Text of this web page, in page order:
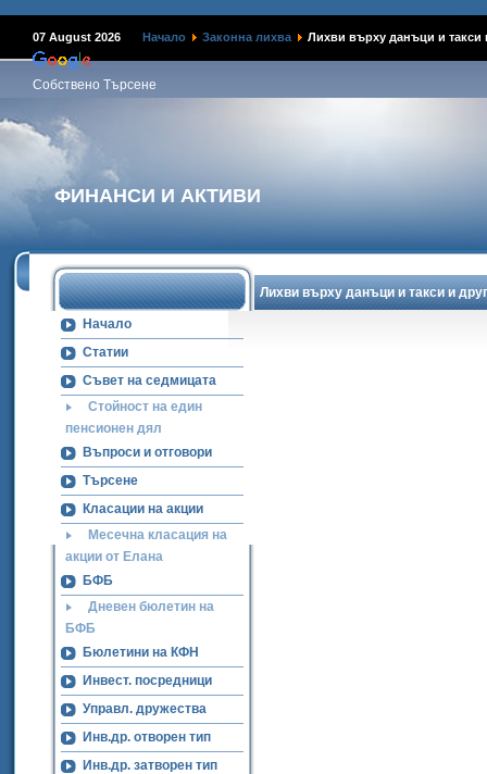
07 August 2026 Начало Законна лихва Лихви върху данъци и
Собствено Търсене
ФИНАНСИ И АКТИВИ
Начало
Статии
Съвет на седмицата
Стойност на един
пенсионен дял
Въпроси и отговори
Търсене
Класации на акции
Месечна класация на
акции от Елана
БФБ
Дневен бюлетин на
БФБ
Бюлетини на КФН
Инвест. посредници
Управл. дружества
Инв.др. отворен тип
Инв.др. затворен тип
Лихви върху данъци и такси и